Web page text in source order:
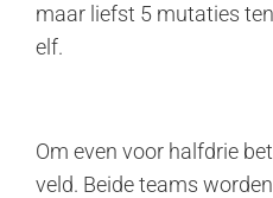
maar liefst 5 mutaties
elf.
Om even voor halfdrie
veld. Beide teams